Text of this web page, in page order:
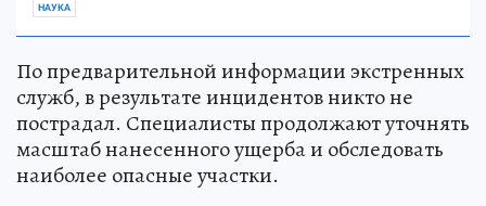
НАУКА
По предварительной информации экстренных
служб, в результате инцидентов никто не
пострадал. Специалисты продолжают уточнять
масштаб нанесенного ущерба и обследовать
наиболее опасные участки.